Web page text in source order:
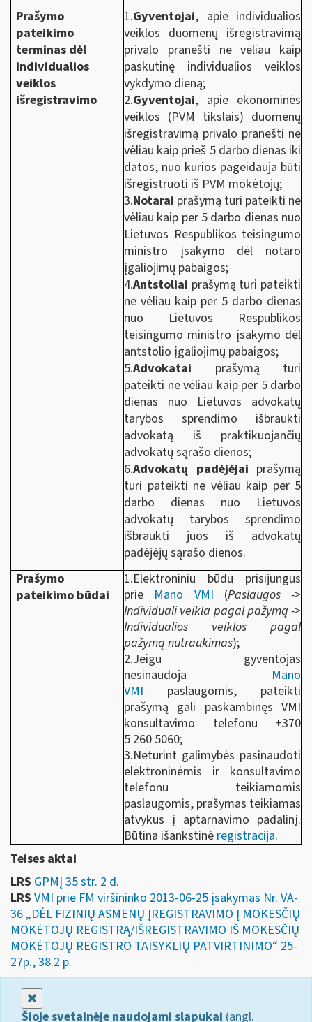
Prašymo
pateikimo
terminas dėl
individualios
veiklos
išregistravimo
1.Gyventojai, apie individualios
veiklos duomenų išregistravimą
privalo pranešti ne vėliau kaip
paskutinę individualios veiklos
vykdymo dieną;
2.Gyventojai, apie ekonominės
veiklos (PVM tikslais) duomenų
išregistravimą privalo pranešti ne
vėliau kaip prieš 5 darbo dienas iki
datos, nuo kurios pageidauja būti
išregistruoti iš PVM mokėtojų;
3.Notarai prašymą turi pateikti ne
vėliau kaip per 5 darbo dienas nuo
Lietuvos Respublikos teisingumo
ministro įsakymo dėl notaro
įgaliojimų pabaigos;
4.Antstoliai prašymą turi pateikti
ne vėliau kaip per 5 darbo dienas
nuo Lietuvos Respublikos
teisingumo ministro įsakymo dėl
antstolio įgaliojimų pabaigos;
5.Advokatai prašymą turi
pateikti ne vėliau kaip per 5 darbo
dienas nuo Lietuvos advokatų
tarybos sprendimo išbraukti
advokatą iš praktikuojančių
advokatų sąrašo dienos;
6.Advokatų padėjėjai prašymą
turi pateikti ne vėliau kaip per 5
darbo dienas nuo Lietuvos
advokatų tarybos sprendimo
išbraukti juos iš advokatų
padėjėjų sąrašo dienos.
Prašymo
pateikimo būdai
1.Elektroniniu būdu prisijungus
prie Mano VMI (Paslaugos ->
Individuali veikla pagal pažymą ->
Individualios veiklos pagal
pažymą nutraukimas);
2.Jeigu gyventojas
nesinaudoja Mano
VMI paslaugomis, pateikti
prašymą gali paskambinęs VMI
konsultavimo telefonu +370
5 260 5060;
3.Neturint galimybės pasinaudoti
elektroninėmis ir konsultavimo
telefonu teikiamomis
paslaugomis, prašymas teikiamas
atvykus į aptarnavimo padalinį.
Būtina išankstinė registracija.
Teises aktai
LRS GPMĮ 35 str. 2 d.
LRS VMI prie FM viršininko 2013-06-25 įsakymas Nr. VA-
36 „DĖL FIZINIŲ ASMENŲ ĮREGISTRAVIMO Į MOKESČIŲ
MOKĖTOJŲ REGISTRĄ/IŠREGISTRAVIMO IŠ MOKESČIŲ
MOKĖTOJŲ REGISTRO TAISYKLIŲ PATVIRTINIMO“ 25-
27p., 38.2 p.
Šioje svetainėje naudojami slapukai (angl.